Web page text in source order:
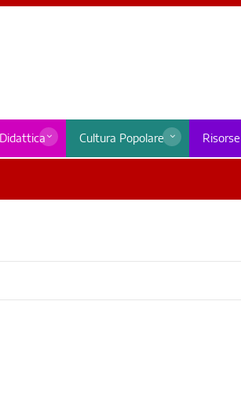
Didattica Cultura Popolare Risorse